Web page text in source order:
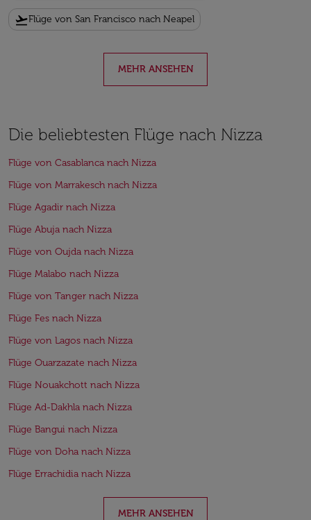
flight_takeoffFlüge von San Francisco nach Neapel
MEHR ANSEHEN
Die beliebtesten Flüge nach Nizza
Flüge von Casablanca nach Nizza
Flüge von Marrakesch nach Nizza
Flüge Agadir nach Nizza
Flüge Abuja nach Nizza
Flüge von Oujda nach Nizza
Flüge Malabo nach Nizza
Flüge von Tanger nach Nizza
Flüge Fes nach Nizza
Flüge von Lagos nach Nizza
Flüge Ouarzazate nach Nizza
Flüge Nouakchott nach Nizza
Flüge Ad-Dakhla nach Nizza
Flüge Bangui nach Nizza
Flüge von Doha nach Nizza
Flüge Errachidia nach Nizza
MEHR ANSEHEN